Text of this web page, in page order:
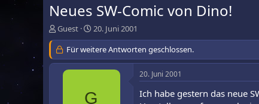
Neues SW-Comic von Dino!
E
r
s
t
Guest
E
r
s
t
e
l
20. Juni 2001
Für weitere Antworten geschlossen.
G
20. Juni 2001
Ich habe gestern das neue